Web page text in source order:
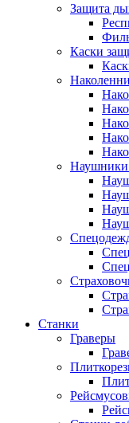
Защита
Каски
Станки
Граверы